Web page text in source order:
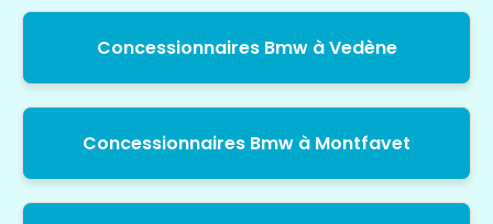
Concessionnaires Bmw à Vedène
Concessionnaires Bmw à Montfavet